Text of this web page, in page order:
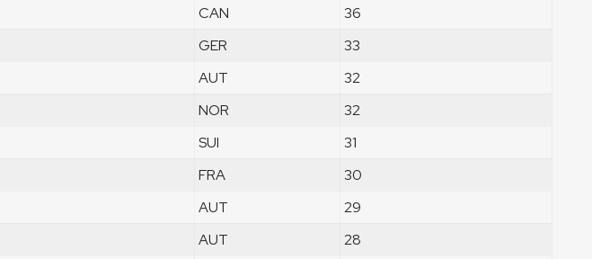
CAN
36
GER
33
AUT
32
NOR
32
SUI
31
FRA
30
AUT
29
AUT 28